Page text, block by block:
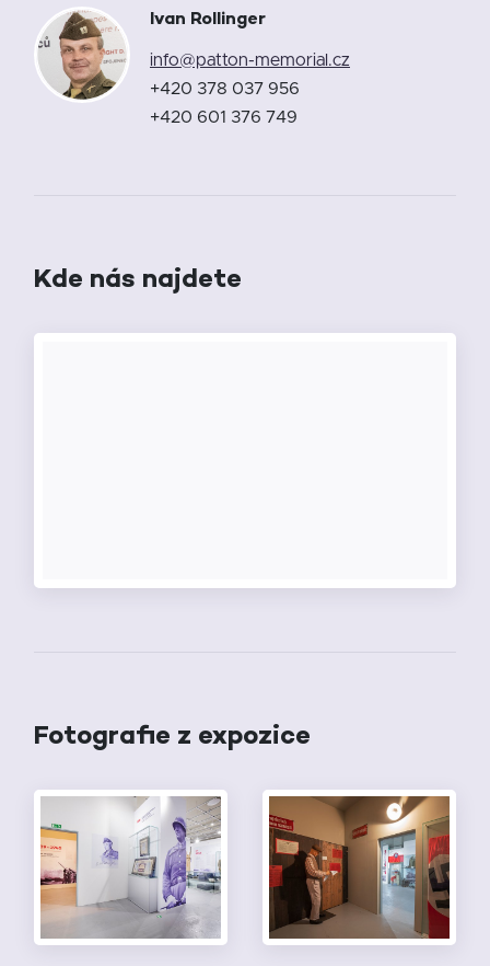
Ivan Rollinger
info@patton-memorial.cz
+420 378 037 956
+420 601 376 749
Kde nás najdete
Fotografie z expozice